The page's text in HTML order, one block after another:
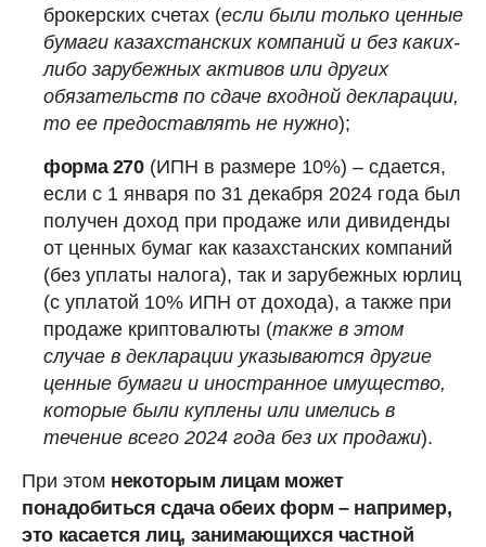
брокерских счетах (если были только ценные
бумаги казахстанских компаний и без каких-
либо зарубежных активов или других
обязательств по сдаче входной декларации,
то ее предоставлять не нужно);
форма 270(ИПН в размере 10%) – сдается,
если с 1 января по 31 декабря 2024 года был
получен доход при продаже или дивиденды
от ценных бумаг как казахстанских компаний
(без уплаты налога), так и зарубежных юрлиц
(с уплатой 10% ИПН от дохода), а также при
продаже криптовалюты (также в этом
случае в декларации указываются другие
ценные бумаги и иностранное имущество,
которые были куплены или имелись в
течение всего 2024 года без их продажи).
При этом некоторым лицам может
понадобиться сдача обеих форм – например,
это касается лиц, занимающихся частной